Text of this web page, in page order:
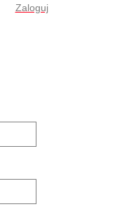
Zaloguj